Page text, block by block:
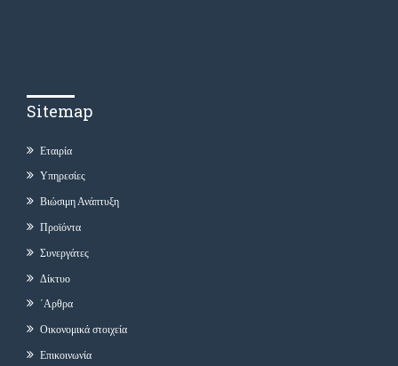
Sitemap
Εταιρία
Υπηρεσίες
Βιώσιμη Ανάπτυξη
Προϊόντα
Συνεργάτες
Δίκτυο
΄Αρθρα
Οικονομικά στοιχεία
Επικοινωνία